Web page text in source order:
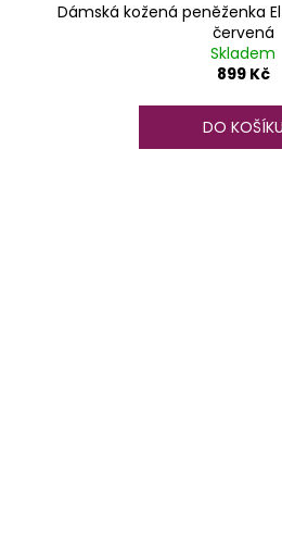
Dámská kožená peněženka
červená
Skladem
899 Kč
DO KOŠÍKU